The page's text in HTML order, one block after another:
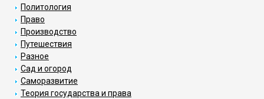
Политология
Право
Производство
Путешествия
Разное
Сад и огород
Саморазвитие
Теория государства и права